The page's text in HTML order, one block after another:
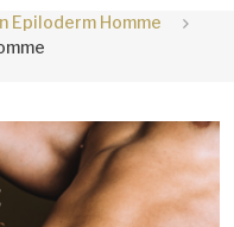
Epiloderm Homme